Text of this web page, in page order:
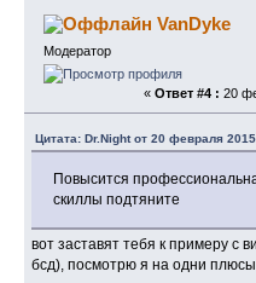
VanDyke
Модератор
« Ответ #4 : 20
Цитата: Dr.Night от 20 февраля
Повысится
скиллы подтяните
вот заставят тебя к примеру с
бсд), посмотрю я на одни